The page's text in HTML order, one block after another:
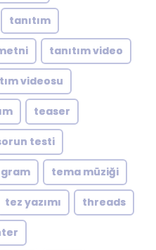
tanıtım
tanıtım video
videosu
teaser
testi
tema müziği
tez yazımı threads